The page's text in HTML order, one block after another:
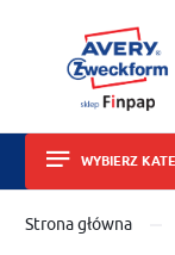
WYBIERZ
Etykiety
Strona główna